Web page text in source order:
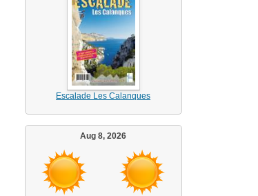
Escalade Les Calanques
Aug 8, 2026